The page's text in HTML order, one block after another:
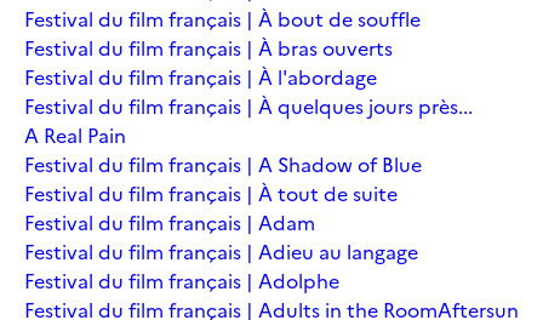
Festival du film français | À bout de souffle
Festival du film français | À bras ouverts
Festival du film français | À l'abordage
Festival du film français | À quelques jours près...
A Real Pain
Festival du film français | A Shadow of Blue
Festival du film français | À tout de suite
Festival du film français | Adam
Festival du film français | Adieu au langage
Festival du film français | Adolphe
Festival du film français | Adults in the RoomAftersun